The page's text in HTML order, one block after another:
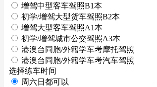
增驾中型客车驾照B1本
初学/增驾大型货车驾照B2本
增驾大型客车驾照A1本
初学/增驾城市公交驾照A3本
港澳台同胞/外籍学车考摩托驾照
港澳台同胞/外籍学车考汽车驾照
选择练车时间
周六日都可以